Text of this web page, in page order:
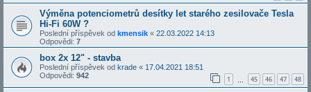
Výměna potenciometrů desítky let starého zesilovače Tesla
Hi-Fi 60W ?
Poslední příspěvek od kmensik « 22.03.2022 14:13
Odpovědi: 7
box 2x 12" - stavba
Poslední příspěvek od krade « 17.04.2021 18:51
Odpovědi: 942 1 45 46 47 48